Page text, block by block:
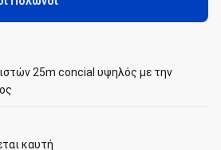
25m concial υψηλός με την
καυτή